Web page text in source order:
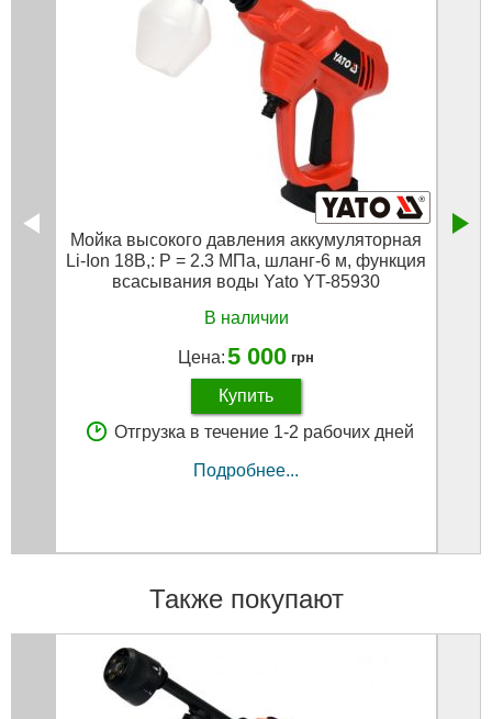
Мойка высокого давления аккумуляторная
Li-Ion 18В,: P = 2.3 МПа, шланг-6 м, функция
всасывания воды Yato YT-85930
В наличии
Цена:5 000 грн
Купить
Отгрузка в течение 1-2 рабочих дней
Подробнее...
Также покупают